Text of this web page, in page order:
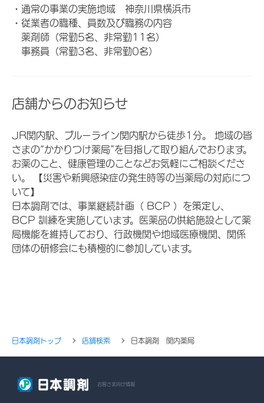
・通常の事業の実施地域 神奈川県横浜市
・従業者の職種、員数及び職務の内容
薬剤師（常勤5名、非常勤11名）
事務員（常勤3名、非常勤0名）
店舗からのお知らせ
JR関内駅、ブルーライン関内駅から徒歩1分。 地域の皆
さまの“かかりつけ薬局”を目指して取り組んでおります。
お薬のこと、健康管理のことなどお気軽にご相談くださ
い。 【災害や新興感染症の発生時等の当薬局の対応につ
いて】
日本調剤では、事業継続計画（ BCP ）を策定し、
BCP 訓練を実施しています。医薬品の供給施設として薬
局機能を維持しており、行政機関や地域医療機関、関係
団体の研修会にも積極的に参加しています。
日本調剤トップ 店舗検索 日本調剤 関内薬局
お客さま向け情報